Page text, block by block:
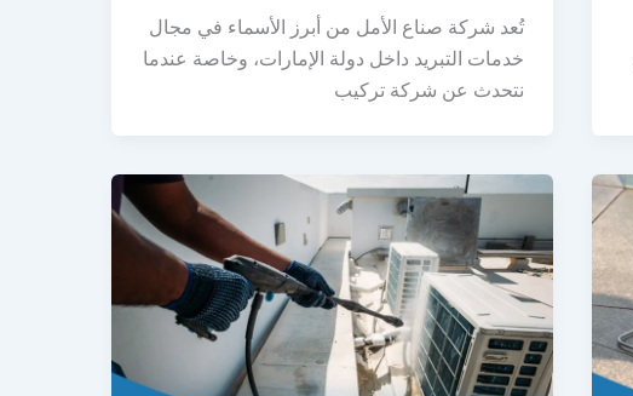
تُعد شركة صناع الأمل من أبرز الأسماء في مجال
خدمات التبريد داخل دولة الإمارات، وخاصة عندما
نتحدث عن شركة تركيب